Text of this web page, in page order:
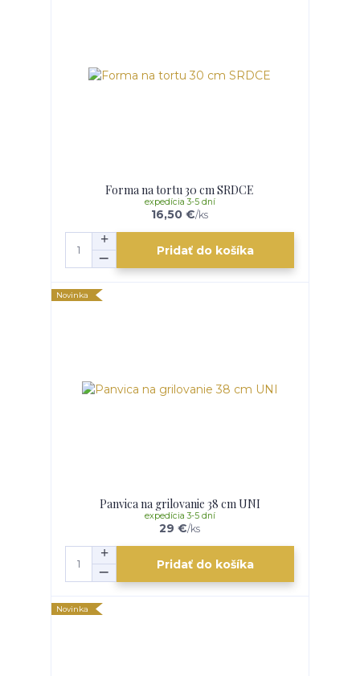
Forma na tortu 30 cm SRDCE
16,50 €/ks
expedícia 3-5 dní
Pridať do košíka
Novinka
Panvica na grilovanie 38 cm UNI
29 €/ks
expedícia 3-5 dní
Pridať do košíka
Novinka